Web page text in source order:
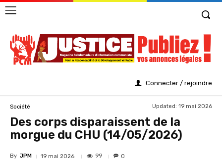
Connecter / rejoindre
Société Updated: 19 mai 2026
Des corps disparaissent de la
morgue du CHU (14/05/2026)
By JPM 19 mai 2026 99 0